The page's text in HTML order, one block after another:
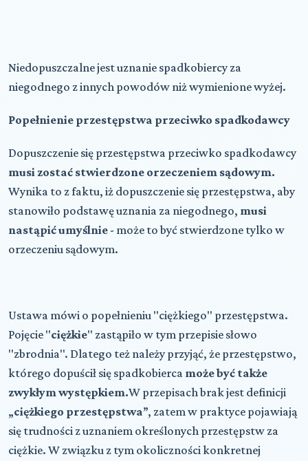
Niedopuszczalne jest uznanie spadkobiercy za
niegodnego z innych powodów niż wymienione wyżej.
Popełnienie przestępstwa przeciwko spadkodawcy
Dopuszczenie się przestępstwa przeciwko spadkodawcy
musi zostać stwierdzone orzeczeniem sądowym.
Wynika to z faktu, iż dopuszczenie się przestępstwa, aby
stanowiło podstawę uznania za niegodnego, musi
nastąpić umyślnie - może to być stwierdzone tylko w
orzeczeniu sądowym.
Ustawa mówi o popełnieniu "ciężkiego" przestępstwa.
Pojęcie "ciężkie" zastąpiło w tym przepisie słowo
"zbrodnia". Dlatego też należy przyjąć, że przestępstwo,
którego dopuścił się spadkobierca może być także
zwykłym występkiem.W przepisach brak jest definicji
„ciężkiego przestępstwa”, zatem w praktyce pojawiają
się trudności z uznaniem określonych przestępstw za
ciężkie. W związku z tym okoliczności konkretnej